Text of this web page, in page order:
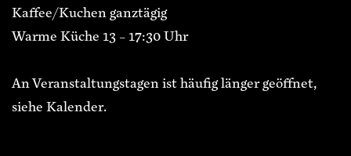
Kaffee/Kuchen ganztägig
Warme Küche 13 – 17:30 Uhr
An Veranstaltungstagen ist häufig länger geöffnet,
siehe Kalender.